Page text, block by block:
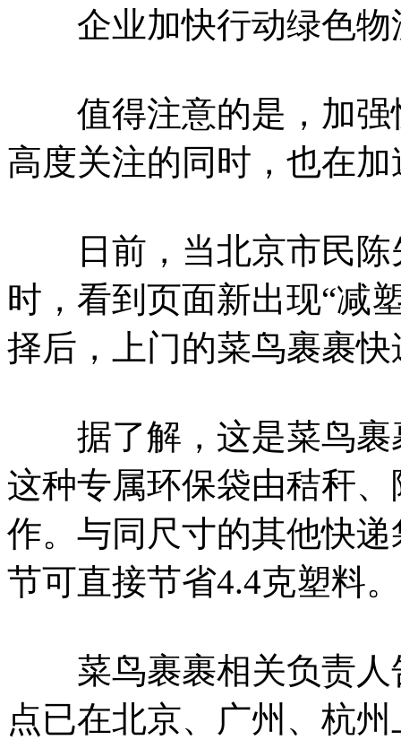
企业加快行动绿色物
值得注意的是，加强
高度关注的同时，也在
日前，当北京市民陈
时，看到页面新出现“减
择后，上门的菜鸟裹裹
据了解，这是菜鸟裹
这种专属环保袋由秸秆
作。与同尺寸的其他快
节可直接节省4.4克塑料。
菜鸟裹裹相关负责人
点已在北京、广州、杭